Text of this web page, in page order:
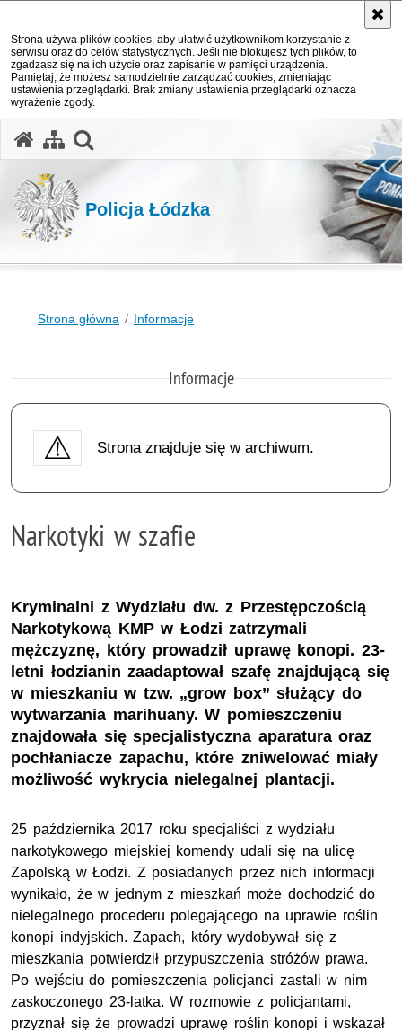
Strona używa plików cookies, aby ułatwić użytkownikom korzystanie z
serwisu oraz do celów statystycznych. Jeśli nie blokujesz tych plików, to
zgadzasz się na ich użycie oraz zapisanie w pamięci urządzenia.
Pamiętaj, że możesz samodzielnie zarządzać cookies, zmieniając
ustawienia przeglądarki. Brak zmiany ustawienia przeglądarki oznacza
wyrażenie zgody.
Policja Łódzka
Strona główna Informacje
Informacje
Strona znajduje się w archiwum.
Narkotyki w szafie
Kryminalni z Wydziału dw. z Przestępczością
Narkotykową KMP w Łodzi zatrzymali
mężczyznę, który prowadził uprawę konopi. 23-
letni łodzianin zaadaptował szafę znajdującą się
w mieszkaniu w tzw. „grow box” służący do
wytwarzania marihuany. W pomieszczeniu
znajdowała się specjalistyczna aparatura oraz
pochłaniacze zapachu, które zniwelować miały
możliwość wykrycia nielegalnej plantacji.
25 października 2017 roku specjaliści z wydziału
narkotykowego miejskiej komendy udali się na ulicę
Zapolską w Łodzi. Z posiadanych przez nich informacji
wynikało, że w jednym z mieszkań może dochodzić do
nielegalnego procederu polegającego na uprawie roślin
konopi indyjskich. Zapach, który wydobywał się z
mieszkania potwierdził przypuszczenia stróżów prawa.
Po wejściu do pomieszczenia policjanci zastali w nim
zaskoczonego 23-latka. W rozmowie z policjantami,
przyznał się że prowadzi uprawę roślin konopi i wskazał